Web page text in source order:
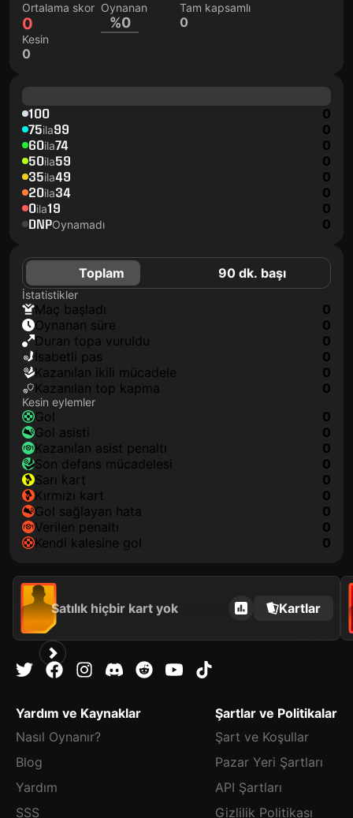
Ortalama skor
0
Oynanan
%0
Tam kapsamlı
0
Kesin
0
100 0
75ila99 0
60ila74 0
50ila59 0
35ila49 0
20ila34 0
0ila19 0
DNPOynamadı 0
Toplam 90 dk. başı
İstatistikler
maç başladı
0
oynanan süre
0
duran topa vuruldu
0
isabetli pas
0
kazanılan ikili mücadele
0
kazanılan top kapma
0
Kesin eylemler
gol
0
gol asisti
0
kazanılan asist penaltı
0
son defans mücadelesi
0
sarı kart
0
kırmızı kart
0
gol sağlayan hata
0
verilen penaltı
0
kendi kalesine gol
0
Satılık hiçbir kart yok Kartlar
Yardım ve Kaynaklar
Nasıl Oynanır?
Blog
Yardım
SSS
Şartlar ve Politikalar
Şart ve Koşullar
Pazar Yeri Şartları
API Şartları
Gizlilik Politikası